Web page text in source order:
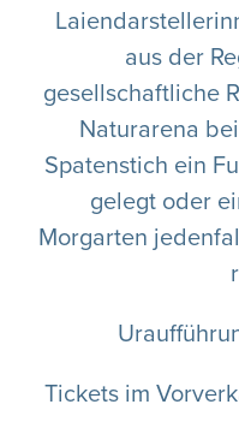
aus der
gesellschaftliche
Naturarena
Spatenstich ein
gelegt oder
Morgarten
Tickets im